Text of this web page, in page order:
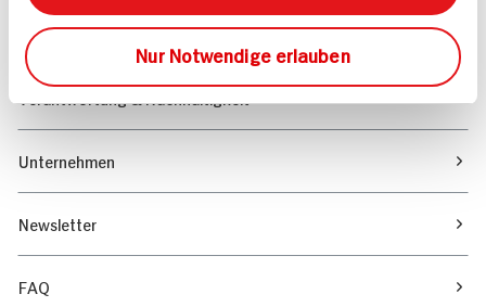
Nur Notwendige erlauben
Unser Magazin
Unternehmen
Newsletter
FAQ